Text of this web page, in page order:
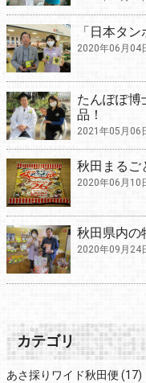
「日本タ
2020年06月04
たんぽぽ
品！
2021年05月06
秋田まるご
2020年06月10
秋田県内の
2020年09月24
カテゴリ
あさ採りワイド秋田便 (17)